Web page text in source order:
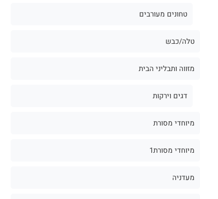
טחונים מעורבים
טלה/כבש
מזווה ותבליני הבית
דגים וירקות
מיוחדי מסורת
מיוחדי מסורת1
מעדניה